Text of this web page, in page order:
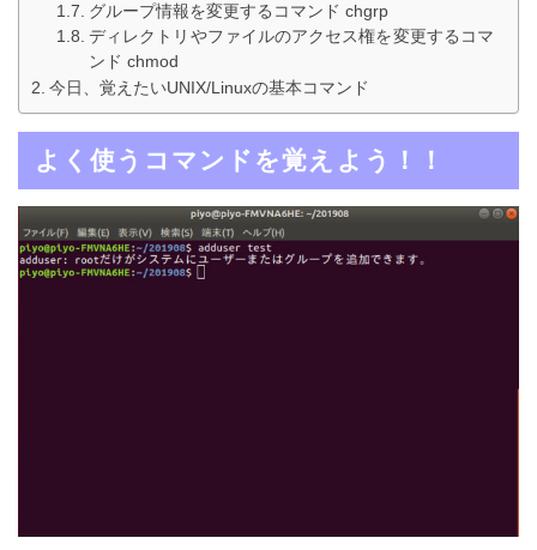
グループ情報を変更するコマンド chgrp
ディレクトリやファイルのアクセス権を変更するコマ
ンド chmod
今日、覚えたいUNIX/Linuxの基本コマンド
よく使うコマンドを覚えよう！！